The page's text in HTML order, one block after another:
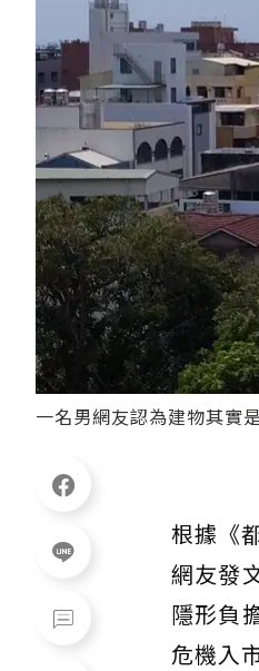
一名男網友認為建物其實
根據《
網友發
隱形負
危機入